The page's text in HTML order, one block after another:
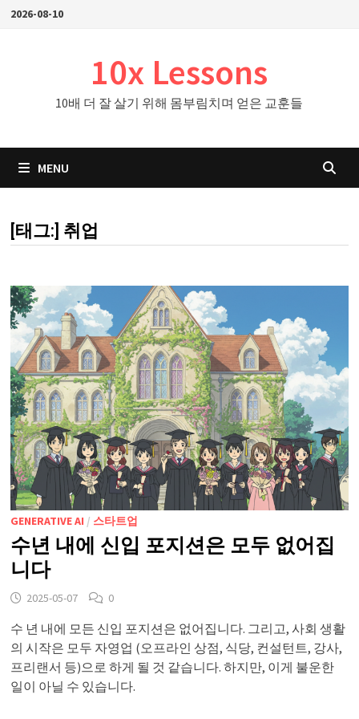
Skip2026-08-10
10x Lessons
10배 더 잘 살기 위해 몸부림치며 얻은 교훈들
MENU
[태그:] 취업
GENERATIVE AI / 스타트업
수년 내에 신입 포지션은 모두 없어집
니다
2025-05-07 0
수 년 내에 모든 신입 포지션은 없어집니다. 그리고, 사회 생활
의 시작은 모두 자영업 (오프라인 상점, 식당, 컨설턴트, 강사,
프리랜서 등)으로 하게 될 것 같습니다. 하지만, 이게 불운한
일이 아닐 수 있습니다.